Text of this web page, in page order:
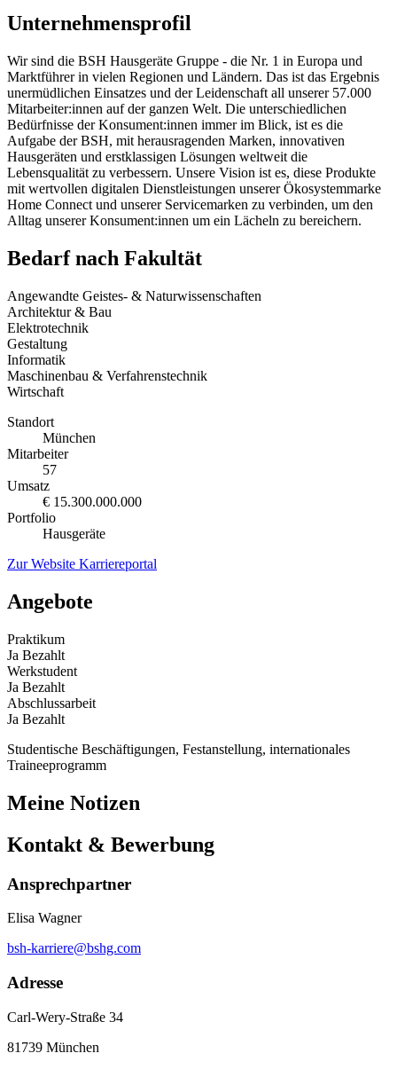
Unternehmensprofil
Wir sind die BSH Hausgeräte Gruppe - die Nr. 1 in Europa und
Marktführer in vielen Regionen und Ländern. Das ist das Ergebnis
unermüdlichen Einsatzes und der Leidenschaft all unserer 57.000
Mitarbeiter:innen auf der ganzen Welt. Die unterschiedlichen
Bedürfnisse der Konsument:innen immer im Blick, ist es die
Aufgabe der BSH, mit herausragenden Marken, innovativen
Hausgeräten und erstklassigen Lösungen weltweit die
Lebensqualität zu verbessern. Unsere Vision ist es, diese Produkte
mit wertvollen digitalen Dienstleistungen unserer Ökosystemmarke
Home Connect und unserer Servicemarken zu verbinden, um den
Alltag unserer Konsument:innen um ein Lächeln zu bereichern.
Bedarf nach Fakultät
Angewandte Geistes- & Naturwissenschaften
Architektur & Bau
Elektrotechnik
Gestaltung
Informatik
Maschinenbau & Verfahrenstechnik
Wirtschaft
Standort
München
Mitarbeiter
57
Umsatz
€ 15.300.000.000
Portfolio
Hausgeräte
Zur Website Karriereportal
Angebote
Praktikum
Ja Bezahlt
Werkstudent
Ja Bezahlt
Abschlussarbeit
Ja Bezahlt
Studentische Beschäftigungen, Festanstellung, internationales
Traineeprogramm
Meine Notizen
Kontakt & Bewerbung
Ansprechpartner
Elisa Wagner
bsh-karriere@bshg.com
Adresse
Carl-Wery-Straße 34
81739 München